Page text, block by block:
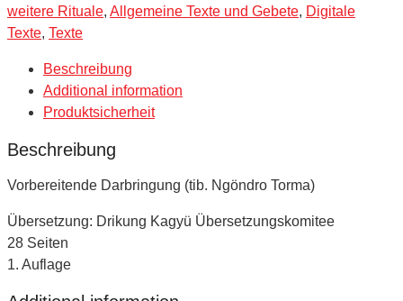
weitere Rituale, Allgemeine Texte und Gebete, Digitale
Texte, Texte
Beschreibung
Additional information
Produktsicherheit
Beschreibung
Vorbereitende Darbringung (tib. Ngöndro Torma)
Übersetzung: Drikung Kagyü Übersetzungskomitee
28 Seiten
1. Auflage